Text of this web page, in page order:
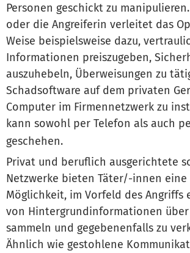
Personen geschickt zu
oder die Angreiferin verleitet das
Weise beispielsweise dazu,
Informationen preiszugeben,
auszuhebeln, Überweisungen zu
Schadsoftware auf dem privaten
Computer im Firmennetzwerk zu
kann sowohl per Telefon als auch
geschehen.
Privat und beruflich ausgerichtete
Netzwerke bieten Täter/-innen eine
Möglichkeit, im Vorfeld des Angriffs
von Hintergrundinformationen über
sammeln und gegebenenfalls zu
Ähnlich wie gestohlene